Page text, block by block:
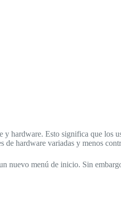
y hardware. Esto significa que los
hardware variadas y menos
nuevo menú de inicio. Sin